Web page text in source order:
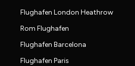
Flughafen London Heathrow
Rom Flughafen
Flughafen Barcelona
Flughafen Paris